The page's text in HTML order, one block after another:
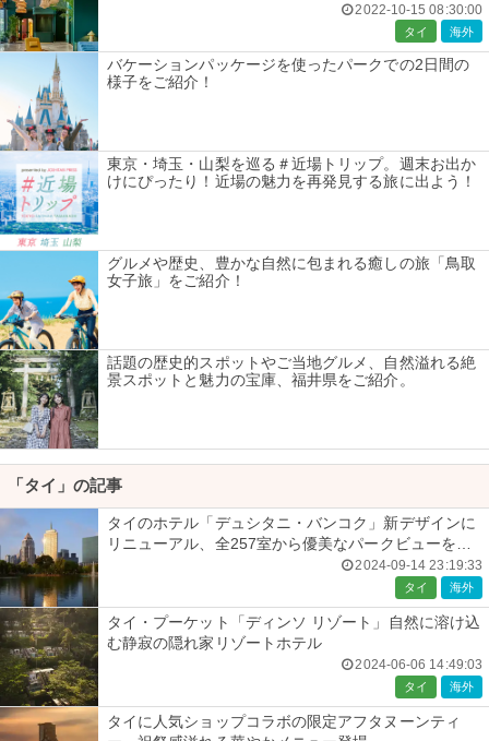
2022-10-15 08:30:00
タイ 海外
バケーションパッケージを使ったパークでの2日間の
様子をご紹介！
東京・埼玉・山梨を巡る＃近場トリップ。週末お出か
けにぴったり！近場の魅力を再発見する旅に出よう！
グルメや歴史、豊かな自然に包まれる癒しの旅「鳥取
女子旅」をご紹介！
話題の歴史的スポットやご当地グルメ、自然溢れる絶
景スポットと魅力の宝庫、福井県をご紹介。
「タイ」の記事
タイのホテル「デュシタニ・バンコク」新デザインに
リニューアル、全257室から優美なパークビューを一
2024-09-14 23:19:33
タイ 海外
タイ・プーケット「ディンソ リゾート」自然に溶け込
む静寂の隠れ家リゾートホテル
2024-06-06 14:49:03
タイ 海外
タイに人気ショップコラボの限定アフタヌーンティ